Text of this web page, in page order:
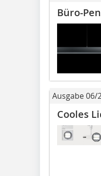
Büro-
Ausgabe 06/
Cooles